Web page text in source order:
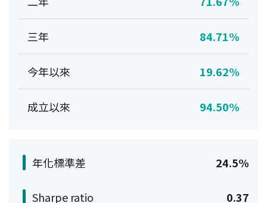
三年 84.71%
今年以來 19.62%
成立以來 94.50%
年化標準差 24.5%
Sharpe ratio 0.37